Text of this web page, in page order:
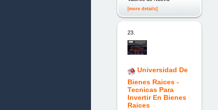
[more details]
23.
Universidad De
Bienes Raices -
Tecnicas Para
Invertir En Bienes
Raices